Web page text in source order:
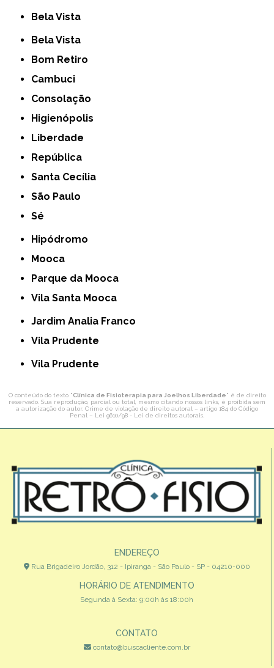
Bela Vista
Bela Vista
Bom Retiro
Cambuci
Consolação
Higienópolis
Liberdade
República
Santa Cecília
São Paulo
Sé
Hipódromo
Mooca
Parque da Mooca
Vila Santa Mooca
Jardim Analia Franco
Vila Prudente
Vila Prudente
O conteúdo do texto "Clínica de Fisioterapia para Joelhos Liberdade" é de direito
reservado. Sua reprodução, parcial ou total, mesmo citando nossos links, é proibida sem
a autorização do autor. Crime de violação de direito autoral – artigo 184 do Código
Penal – Lei 9610/98 - Lei de direitos autorais
ENDEREÇO
Rua Brigadeiro Jordão, 312 - Ipiranga - São Paulo - SP - 04210-000
HORÁRIO DE ATENDIMENTO
Segunda à Sexta: 9:00h às 18:00h
CONTATO
contato@buscacliente.com.br